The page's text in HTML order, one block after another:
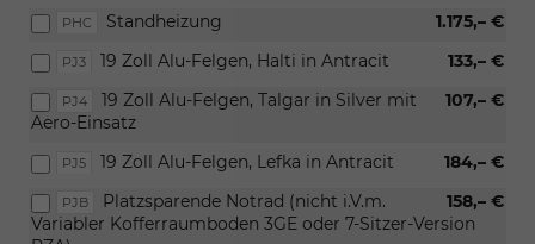
PHC 1.175,– €
Standheizung
PJ3 133,– €
19 Zoll Alu-Felgen, Halti in Antracit
PJ4 107,– €
19 Zoll Alu-Felgen, Talgar in Silver mit
Aero-Einsatz
PJ5 184,– €
19 Zoll Alu-Felgen, Lefka in Antracit
PJB 158,– €
Platzsparende Notrad (nicht i.V.m.
Variabler Kofferraumboden 3GE oder 7-Sitzer-Version